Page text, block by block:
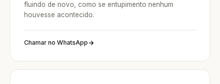
fluindo de novo, como se entupimento nenhum
houvesse acontecido.
Chamar no WhatsApp